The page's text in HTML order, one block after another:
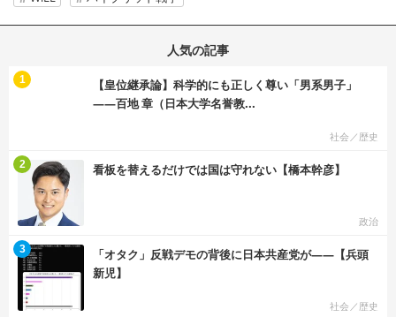
人気の記事
【皇位継承論】科学的にも正しく尊い「男系男子」
――百地 章（日本大学名誉教...
社会／歴史
1
看板を替えるだけでは国は守れない【橋本幹彦】
政治
2
「オタク」反戦デモの背後に日本共産党が――【兵頭
新児】
社会／歴史
3